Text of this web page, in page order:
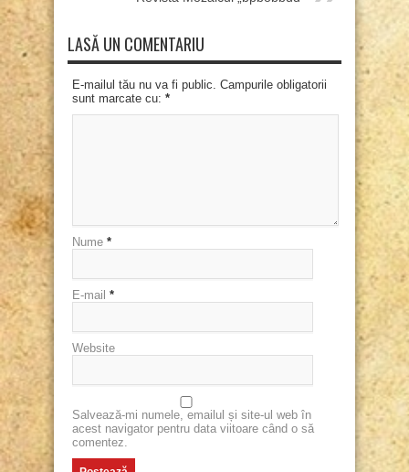
LASĂ UN COMENTARIU
E-mailul tău nu va fi public. Campurile obligatorii
sunt marcate cu: *
Nume *
E-mail *
Website
Salvează-mi numele, emailul și site-ul web în
acest navigator pentru data viitoare când o să
comentez.